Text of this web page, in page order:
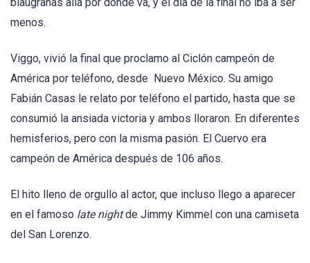
menos.
Viggo, vivió la final que proclamo al Ciclón campeón de
América por teléfono, desde Nuevo México. Su amigo
Fabián Casas le relato por teléfono el partido, hasta que se
consumió la ansiada victoria y ambos lloraron. En diferentes
hemisferios, pero con la misma pasión. El Cuervo era
campeón de América después de 106 años.
El hito lleno de orgullo al actor, que incluso llego a aparecer
en el famoso late nightde Jimmy Kimmel con una camiseta
del San Lorenzo.